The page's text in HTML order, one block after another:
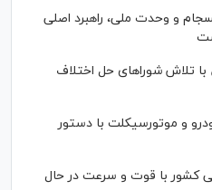
و وحدت ملی، راهبرد اصلی
با تلاش شورا‌های حل اختلاف
خودرو و موتورسیکلت با دستور
کشور با قوت و سرعت در حال